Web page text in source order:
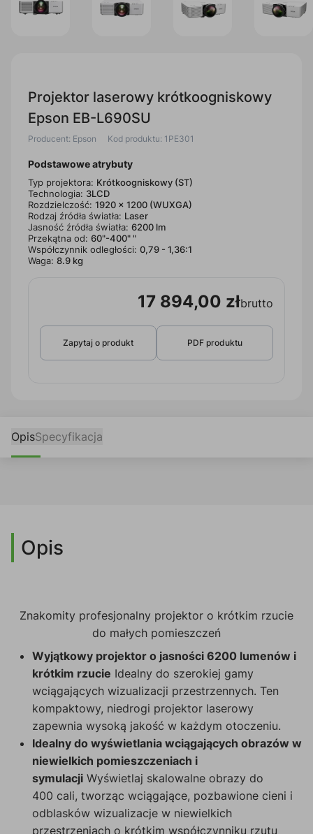
Projektor laserowy krótkoogniskowy
Epson EB-L690SU
Producent: Epson Kod produktu: 1PE301
Podstawowe atrybuty
Typ projektora: Krótkoogniskowy (ST)
Technologia: 3LCD
Rozdzielczość: 1920 x 1200 (WUXGA)
Rodzaj źródła światła: Laser
Jasność źródła światła: 6200 lm
Przekątna od: 60"-400" "
Współczynnik odległości: 0,79 - 1,36:1
Waga: 8.9 kg
17 894,00 złbrutto
Zapytaj o produkt PDF produktu
OpisSpecyfikacja
Opis
Znakomity profesjonalny projektor o krótkim rzucie
do małych pomieszczeń
Wyjątkowy projektor o jasności 6200 lumenów i
krótkim rzucie Idealny do szerokiej gamy
wciągających wizualizacji przestrzennych. Ten
kompaktowy, niedrogi projektor laserowy
zapewnia wysoką jakość w każdym otoczeniu.
Idealny do wyświetlania wciągających obrazów w
niewielkich pomieszczeniach i
symulacji Wyświetlaj skalowalne obrazy do
400 cali, tworząc wciągające, pozbawione cieni i
odblasków wizualizacje w niewielkich
przestrzeniach o krótkim współczynniku rzutu